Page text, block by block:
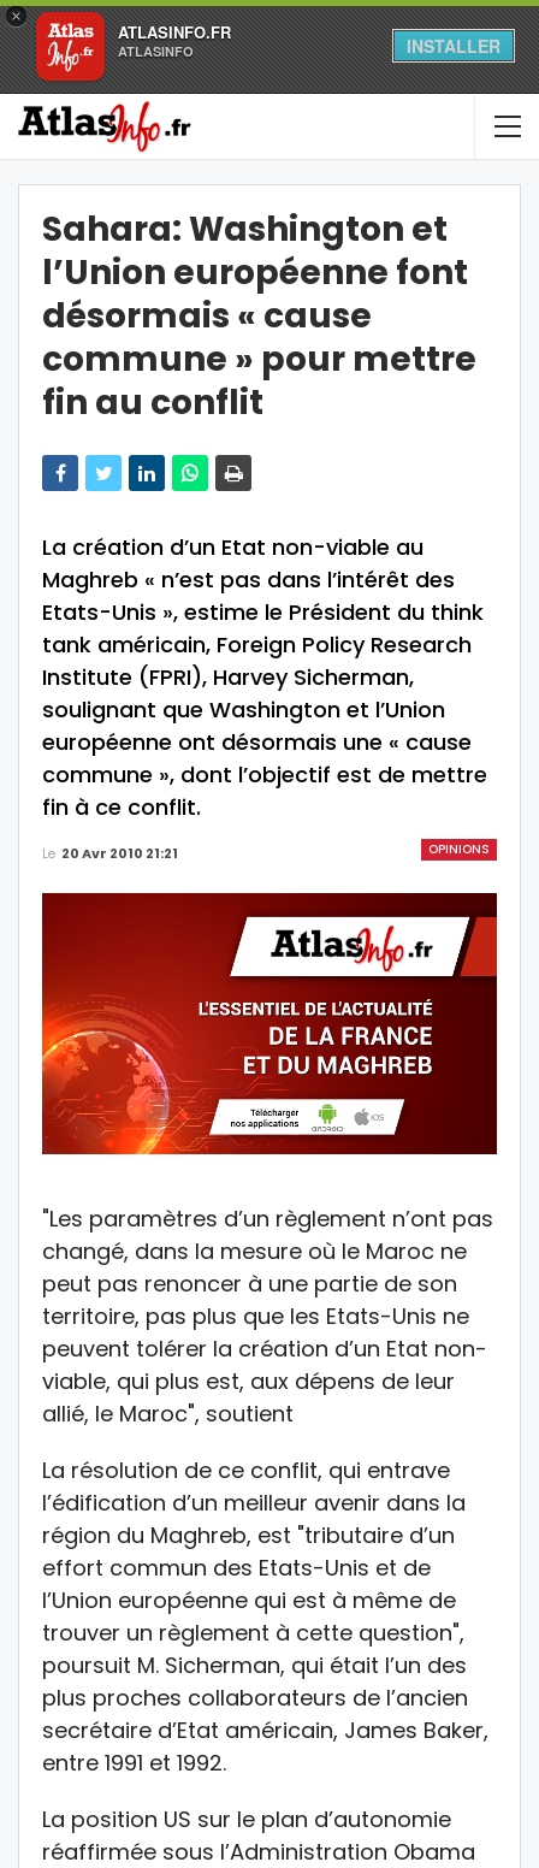
×
ATLASINFO.FR
ATLASINFO INSTALLER
Sahara: Washington et
l’Union européenne font
désormais « cause
commune » pour mettre
fin au conflit
La création d’un Etat non-viable au
Maghreb « n’est pas dans l’intérêt des
Etats-Unis », estime le Président du think
tank américain, Foreign Policy Research
Institute (FPRI), Harvey Sicherman,
soulignant que Washington et l’Union
européenne ont désormais une « cause
commune », dont l’objectif est de mettre
fin à ce conflit.
OPINIONS
Le 20 Avr 2010 21:21
"Les paramètres d’un règlement n’ont pas
changé, dans la mesure où le Maroc ne
peut pas renoncer à une partie de son
territoire, pas plus que les Etats-Unis ne
peuvent tolérer la création d’un Etat non-
viable, qui plus est, aux dépens de leur
allié, le Maroc", soutient
La résolution de ce conflit, qui entrave
l’édification d’un meilleur avenir dans la
région du Maghreb, est "tributaire d’un
effort commun des Etats-Unis et de
l’Union européenne qui est à même de
trouver un règlement à cette question",
poursuit M. Sicherman, qui était l’un des
plus proches collaborateurs de l’ancien
secrétaire d’Etat américain, James Baker,
entre 1991 et 1992.
La position US sur le plan d’autonomie
réaffirmée sous l’Administration Obama